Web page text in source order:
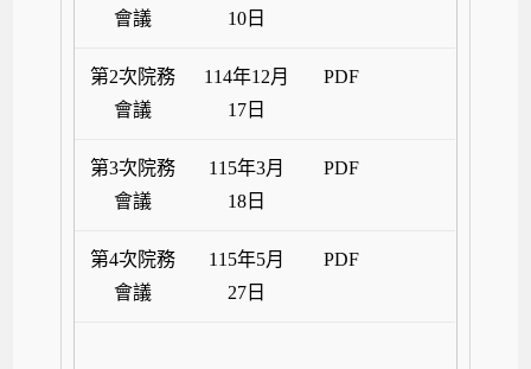
會議
10日
第2次院務
會議
114年12月
17日
PDF
第3次院務
會議
115年3月
18日
PDF
第4次院務
會議
115年5月
27日
PDF